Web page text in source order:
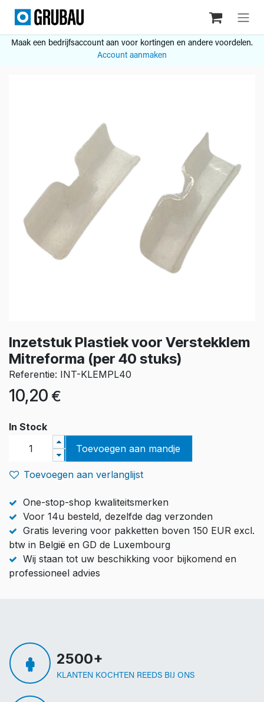
Overslaan naar inhoud
Maak een bedrijfsaccount aan voor kortingen en andere voordelen.
Account aanmaken
Inzetstuk Plastiek voor Verstekklem
Mitreforma (per 40 stuks)
Referentie: INT-KLEMPL40
10,20 €
In Stock
Toevoegen aan mandje
Toevoegen aan verlanglijst
One-stop-shop kwaliteitsmerken
Voor 14u besteld, dezelfde dag verzonden
Gratis levering voor pakketten boven 150 EUR excl.
btw in België en GD de Luxembourg
Wij staan tot uw beschikking voor bijkomend en
professioneel advies
2500+
KLANTEN KOCHTEN REEDS BIJ ONS